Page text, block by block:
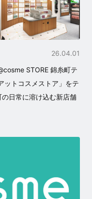
26.04.01
STORE 錦糸町テ
ットコスメストア」をテ
日常に溶け込む新店舗